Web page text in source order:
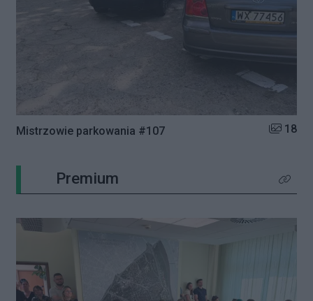
Mistrzowie parkowania #107 Liczba
18
Premium Kliknij